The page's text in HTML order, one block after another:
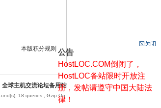
本版积分规则 公告
HostLOC.COM倒闭了，
HostLOC备站限时开放注
册，发帖请遵守中国大陆法
律！
全球主机交流论坛备用站
18 queries , Gzip On.